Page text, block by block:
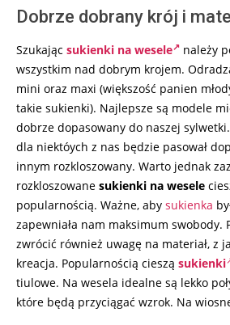
Dobrze dobrany krój i
Szukając sukienki na wesele
należy
wszystkim nad dobrym krojem.
mini oraz maxi (większość panien
takie sukienki). Najlepsze są modele
dobrze dopasowany do naszej
dla niektóych z nas będzie pasował
innym rozkloszowany. Warto jednak
rozkloszowane sukienki na wesele
popularnością. Ważne, aby sukienka
zapewniała nam maksimum swobody.
zwrócić również uwagę na materiał, z
kreacja. Popularnością cieszą sukienki
tiulowe. Na wesela idealne są lekko
które będą przyciągać wzrok. Na